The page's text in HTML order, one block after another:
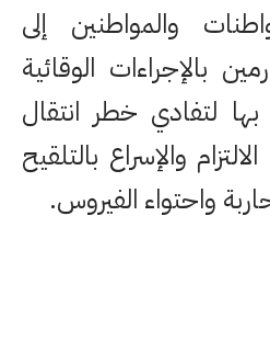
والمواطنين إلى
بالإجراءات الوقائية
بها لتفادي خطر انتقال
والإسراع بالتلقيح
واحتواء الفيروس.